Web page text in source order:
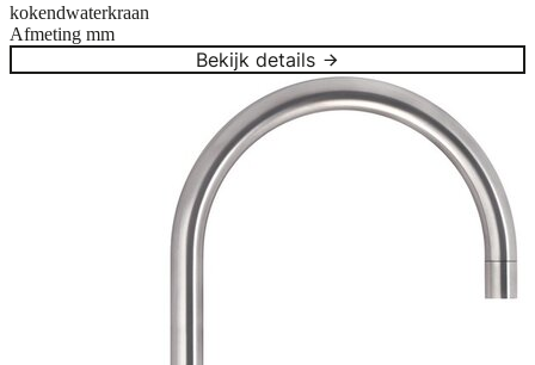
kokendwaterkraan
Afmeting mm
Bekijk details